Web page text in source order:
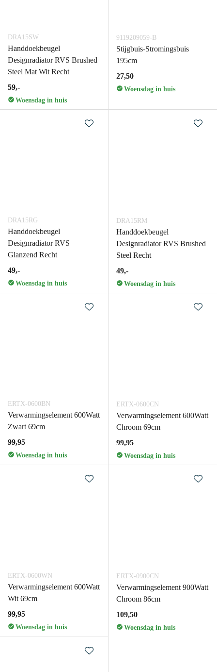
DRA15SW
Handdoekbeugel
Designradiator RVS Brushed
Steel Mat Wit Recht
59,-
Woensdag in huis
9119209059-B
Stijgbuis-Stromingsbuis
195cm
27,50
Woensdag in huis
DRA15RG
Handdoekbeugel
Designradiator RVS
Glanzend Recht
49,-
Woensdag in huis
DRA15RM
Handdoekbeugel
Designradiator RVS Brushed
Steel Recht
49,-
Woensdag in huis
ERTX-0600BN
Verwarmingselement 600Watt
Zwart 69cm
99,95
Woensdag in huis
ERTX-0600CN
Verwarmingselement 600Watt
Chroom 69cm
99,95
Woensdag in huis
ERTX-0600WN
Verwarmingselement 600Watt
Wit 69cm
99,95
Woensdag in huis
ERTX-0900CN
Verwarmingselement 900Watt
Chroom 86cm
109,50
Woensdag in huis